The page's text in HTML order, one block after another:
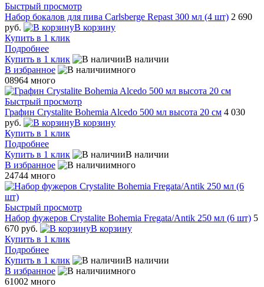
Быстрый просмотр
Набор бокалов для пива Carlsberge Repast 300 мл (4 шт) 2 690
руб.
В корзину
Купить в 1 клик
Подробнее
Купить в 1 клик
В наличии
В избранное
много
08964 много
Быстрый просмотр
Графин Crystalite Bohemia Alcedo 500 мл высота 20 см 4 030
руб.
В корзину
Купить в 1 клик
Подробнее
Купить в 1 клик
В наличии
В избранное
много
24744 много
Быстрый просмотр
Набор фужеров Crystalite Bohemia Fregata/Antik 250 мл (6 шт) 5
670 руб.
В корзину
Купить в 1 клик
Подробнее
Купить в 1 клик
В наличии
В избранное
много
61002 много